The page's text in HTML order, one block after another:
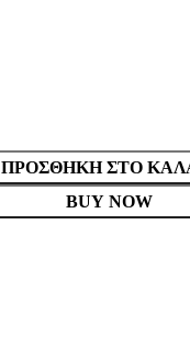
ΠΡΟΣΘΉΚΗ ΣΤΟ
BUY NOW